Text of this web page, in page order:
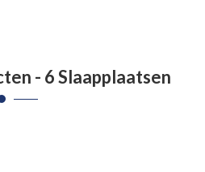
- 6 Slaapplaatsen